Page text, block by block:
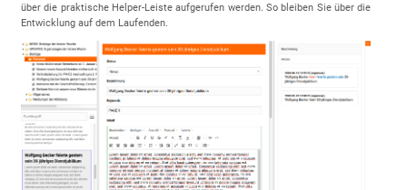
über die praktische Helper-Leiste aufgerufen werden. So bleiben Sie über die
Entwicklung auf dem Laufenden.